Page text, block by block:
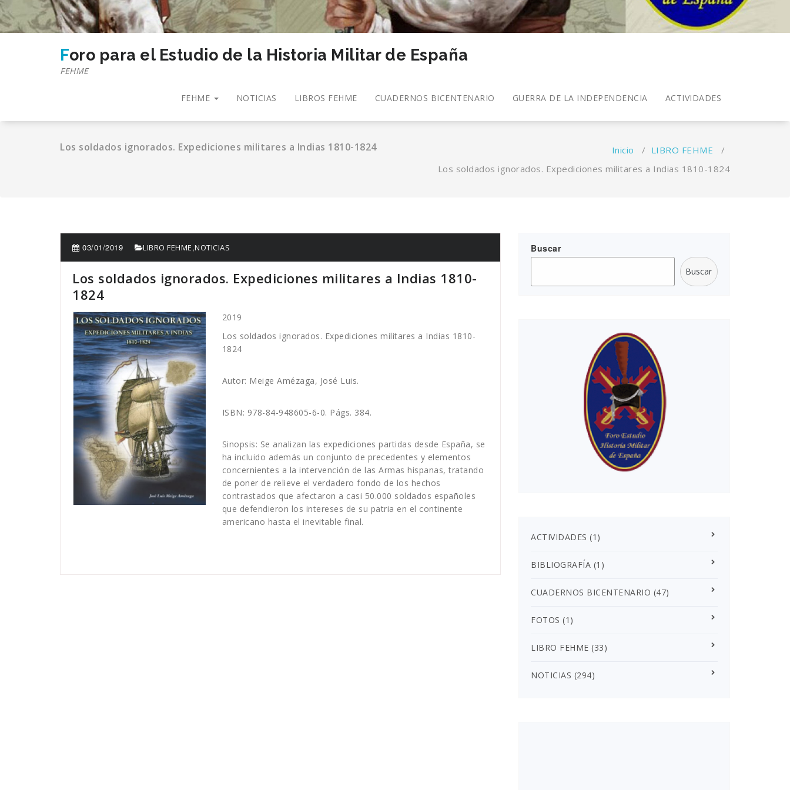
Foro para el Estudio de la Historia Militar de España
FEHME
FEHME NOTICIAS LIBROS FEHME CUADERNOS BICENTENARIO GUERRA DE LA INDEPENDENCIA ACTIVIDADES
Los soldados ignorados. Expediciones militares a Indias 1810-1824 Inicio / LIBRO FEHME /
Los soldados ignorados. Expediciones militares a Indias 1810-1824
03/01/2019 LIBRO FEHME,NOTICIAS
Los soldados ignorados. Expediciones militares a Indias 1810-
1824
2019
Los soldados ignorados. Expediciones militares a Indias 1810-
1824
Autor: Meige Amézaga, José Luis.
ISBN: 978-84-948605-6-0. Págs. 384.
Sinopsis: Se analizan las expediciones partidas desde España, se
ha incluido además un conjunto de precedentes y elementos
concernientes a la intervención de las Armas hispanas, tratando
de poner de relieve el verdadero fondo de los hechos
contrastados que afectaron a casi 50.000 soldados españoles
que defendieron los intereses de su patria en el continente
americano hasta el inevitable final.
Buscar
Buscar
ACTIVIDADES (1)
BIBLIOGRAFÍA (1)
CUADERNOS BICENTENARIO (47)
FOTOS (1)
LIBRO FEHME (33)
NOTICIAS (294)